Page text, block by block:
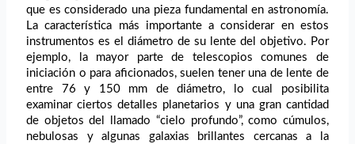
que es considerado una pieza fundamental en astronomía.
La característica más importante a considerar en estos
instrumentos es el diámetro de su lente del objetivo. Por
ejemplo, la mayor parte de telescopios comunes de
iniciación o para aficionados, suelen tener una de lente de
entre 76 y 150 mm de diámetro, lo cual posibilita
examinar ciertos detalles planetarios y una gran cantidad
de objetos del llamado “cielo profundo”, como cúmulos,
nebulosas y algunas galaxias brillantes cercanas a la